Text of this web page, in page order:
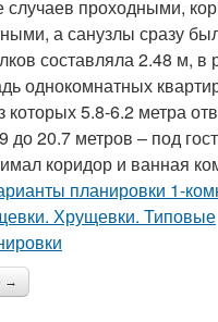
случаев проходными,
а санузлы сразу
составляла 2.48 м, в
однокомнатных
которых 5.8-6.2 метра
до 20.7 метров – под
коридор и ванная
→